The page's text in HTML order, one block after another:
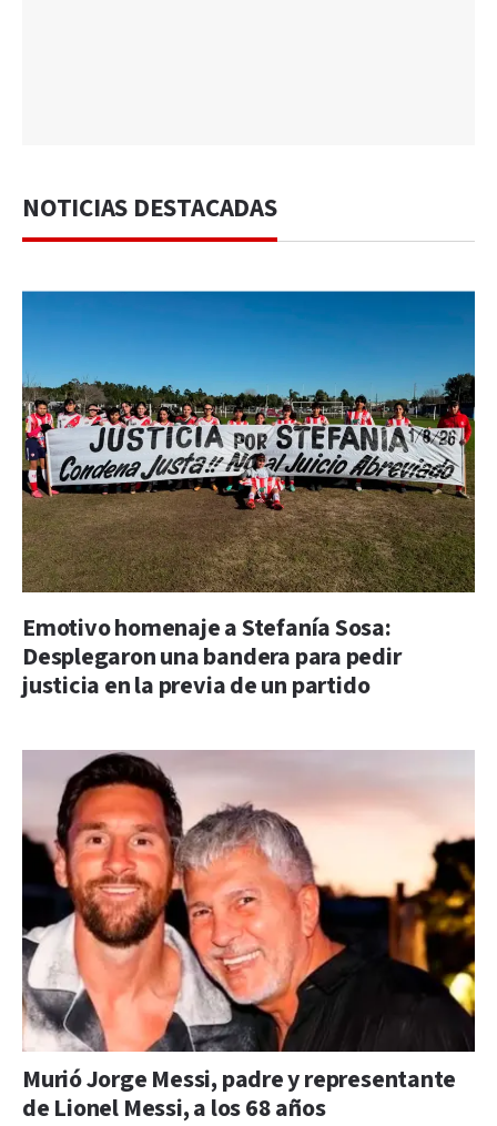
NOTICIAS DESTACADAS
Emotivo homenaje a Stefanía Sosa:
Desplegaron una bandera para pedir
justicia en la previa de un partido
Murió Jorge Messi, padre y representante
de Lionel Messi, a los 68 años